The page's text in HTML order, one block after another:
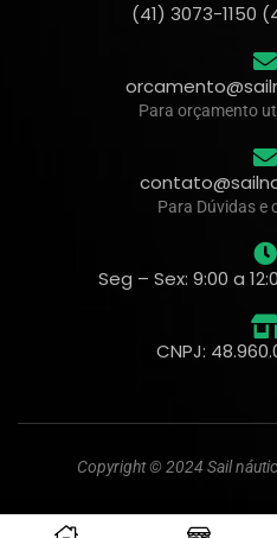
(41) 3073-1150
Para orçamento
Para Dúvidas e
Seg – Sex: 9:00 a
CNPJ:
Copyright © 2024 Sail